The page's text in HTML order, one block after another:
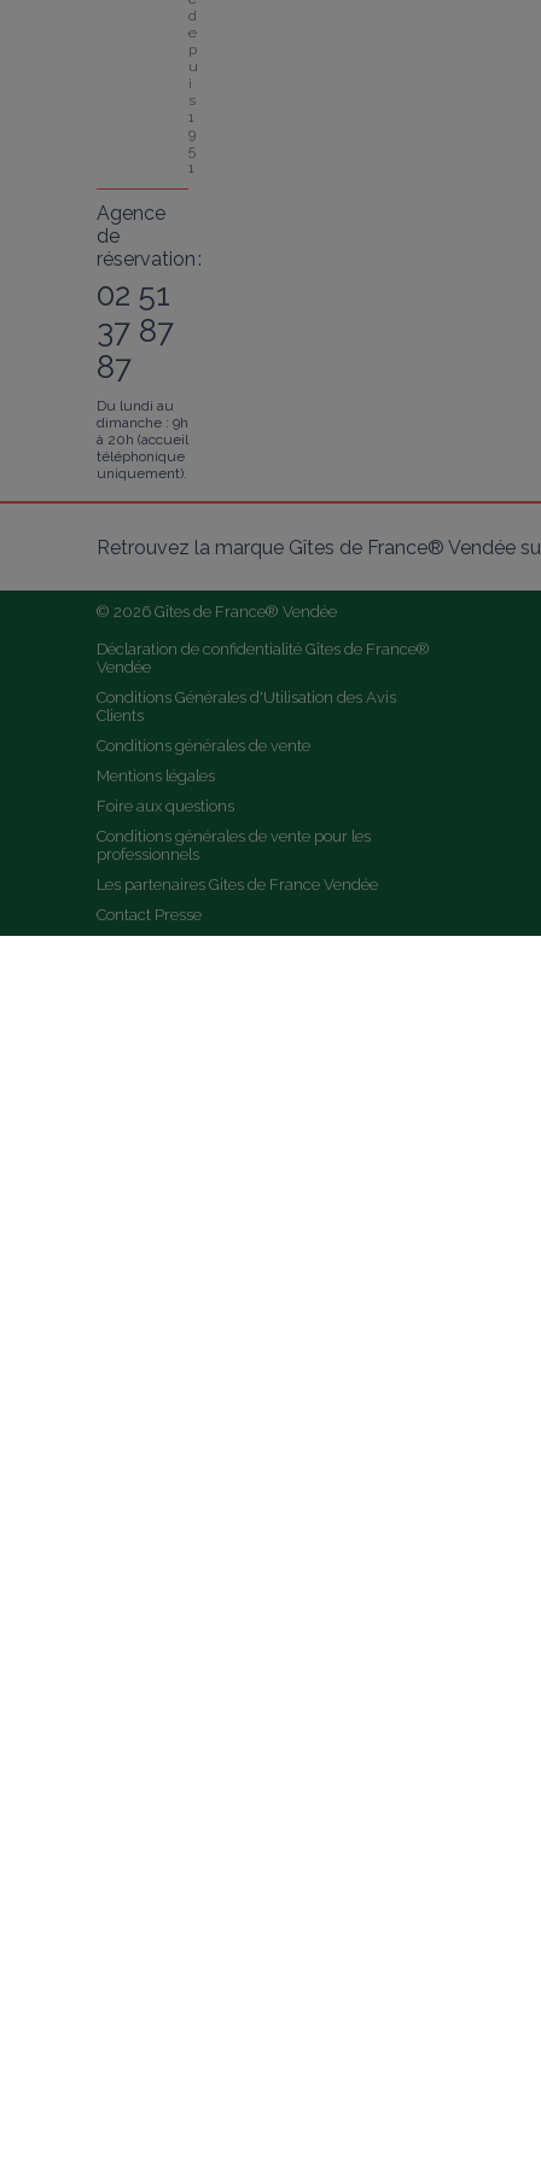
d
e
p
u
i
s
1
9
5
1
Agence
de
réservation :
02 51
37 87
87
Du lundi au
dimanche : 9h
à 20h (accueil
téléphonique
uniquement).
Retrouvez la marque Gîtes de France® Vendée
© 2026 Gîtes de France® Vendée
Déclaration de confidentialité Gîtes de France®
Vendée
Conditions Générales d'Utilisation des Avis
Clients
Conditions générales de vente
Mentions légales
Foire aux questions
Conditions générales de vente pour les
professionnels
Les partenaires Gites de France Vendée
Contact Presse